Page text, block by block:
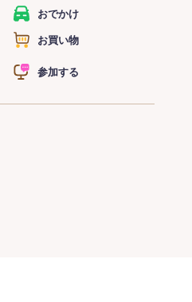
おでかけ
お買い物
参加する